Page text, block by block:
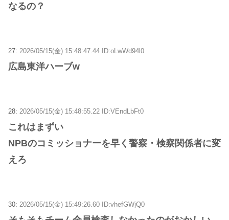
なるの？
27: 2026/05/15(金) 15:48:47.44 ID:oLwWd94l0
広島東洋ハーブw
28: 2026/05/15(金) 15:48:55.22 ID:VEndLbFt0
これはまずい
NPBのコミッショナーを早く警察・検察関係者に変
えろ
30: 2026/05/15(金) 15:49:26.60 ID:vhefGWjQ0